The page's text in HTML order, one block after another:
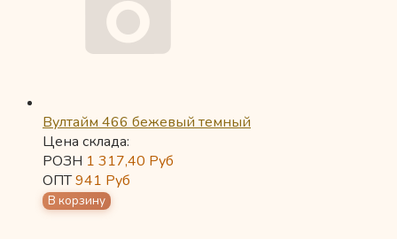
Вултайм 466 бежевый темный
Цена склада:
РОЗН 1 317,40 Руб
ОПТ941 Руб